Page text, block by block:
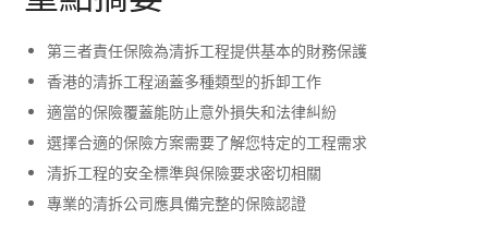
第三者責任保險為清拆工程提供基本的財務保護
香港的清拆工程涵蓋多種類型的拆卸工作
適當的保險覆蓋能防止意外損失和法律糾紛
選擇合適的保險方案需要了解您特定的工程需求
清拆工程的安全標準與保險要求密切相關
專業的清拆公司應具備完整的保險認證